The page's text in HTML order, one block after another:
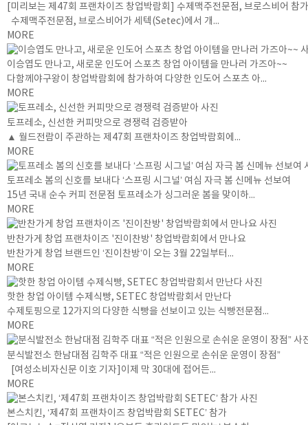
[미리보는 제47회 프랜차이즈 창업박람회] 수제맥주전문점, 브로스비어 참가
수제맥주전문점, 브로스비어가 세텍(Setec)에서 개...
MORE
이승엽도 만나고, 새로운 인도어 스포츠 창업 아이템을 만나러 가즈아~~
다함께야구왕이 창업박람회에 참가하여 다양한 인도어 스포츠 아...
MORE
토프레소, 신선한 커피맛으로 경쟁력 검증받아
▲ 월드전람이 주관하는 제47회 프랜차이즈 창업박람회에...
MORE
토프레소 봄의 신호를 보내다 ‘스프링 시그널’ 여심 자극 봄 신메뉴 선보여
15년 국내 순수 커피 전문점 토프레소가 싱그러운 봄을 맞이하...
MORE
반찬가게 창업 프랜차이즈 '진이찬방' 창업박람회에서 만나요
반찬가게 창업 브랜드인 ‘진이찬방’이 오는 3월 22일부터...
MORE
핫한 창업 아이템 수제식빵, SETEC 창업박람회서 만난다
수제토핑으로 12가지의 다양한 식빵을 선보이고 있는 식빵전문점...
MORE
분식발전소 한남대점 김학주 대표 “적은 인원으로 손쉬운 운영이 장점”
[여성소비자신문 이호 기자]이제 막 30대에 접어든...
MORE
본스치킨, ‘제47회 프랜차이즈 창업박람회 SETEC’ 참가